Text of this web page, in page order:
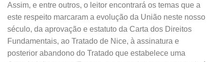
Assim, e entre outros, o leitor encontrará os temas que a
este respeito marcaram a evolução da União neste nosso
século, da aprovação e estatuto da Carta dos Direitos
Fundamentais, ao Tratado de Nice, à assinatura e
posterior abandono do Tratado que estabelece uma